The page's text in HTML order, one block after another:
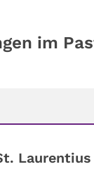
im
Laurentius